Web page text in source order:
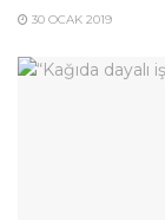
30 OCAK 2019